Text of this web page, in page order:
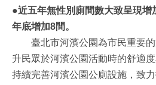
●近五年無性別廁間數大致呈現增
年底增加8間。
臺北市河濱公園為市民重要的
升民眾於河濱公園活動時的舒適
持續完善河濱公園公廁設施，致